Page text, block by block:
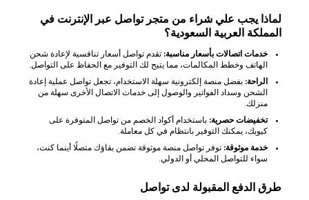
لماذا يجب علي شراء من متجر تواصل عبر الإنترنت في
المملكة العربية السعودية؟
خدمات اتصالات بأسعار مناسبة: تقدم تواصل أسعار تنافسية لإعادة شحن
الهاتف وخطط المكالمات، مما يتيح لك التوفير مع الحفاظ على التواصل.
الراحة: بفضل منصة إلكترونية سهلة الاستخدام، تجعل تواصل عملية إعادة
الشحن وسداد الفواتير والوصول إلى خدمات الاتصال الأخرى سهلة من
منزلك.
تخفيضات حصرية: باستخدام أكواد الخصم من تواصل المتوفرة على
كيوبك، يمكنك التوفير بانتظام في كل معاملة.
خدمة موثوقة: توفر تواصل منصة موثوقة تضمن بقاؤك متصلًا أينما كنت،
سواء للتواصل المحلي أو الدولي.
طرق الدفع المقبولة لدى تواصل